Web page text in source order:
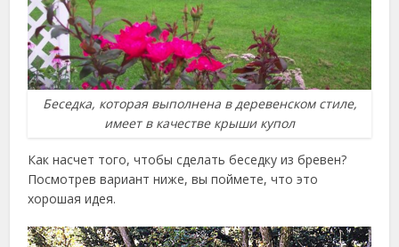
Беседка, которая выполнена в деревенском стиле,
имеет в качестве крыши купол
Как насчет того, чтобы сделать беседку из бревен?
Посмотрев вариант ниже, вы поймете, что это
хорошая идея.